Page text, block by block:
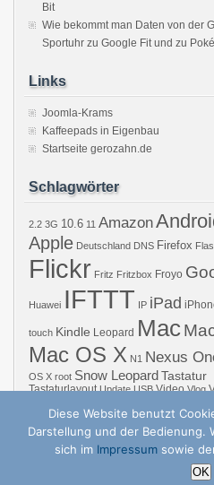
Bit
Wie bekommt man Daten von der
Sportuhr zu Google Fit und zu
Links
Joomla-Krams
Kaffeepads in Eigenbau
Startseite gerozahn.de
Schlagwörter
2.2 3G 10.6 11 Amazon
Apple Deutschland DNS Firefox
Flickr Fritz Fritzbox Froyo
Huawei IFTTT IP iPad
touch Kindle Leopard Mac
Mac OS X N1 Nexus
OS X root Snow LeopardTastatur
Tastaturlayout Update USB Video Vlog
Windows
Copyright © 2026 GZB – Gero Zahns
Diese Website benutzt
Darstellung und der Bedienung.
sich im Impressumsowie
OK